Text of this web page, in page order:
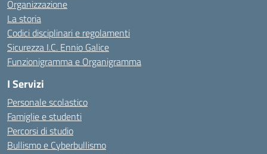
Organizzazione
La storia
Codici disciplinari e regolamenti
Sicurezza I.C. Ennio Galice
Funzionigramma e Organigramma
I Servizi
Personale scolastico
Famiglie e studenti
Percorsi di studio
Bullismo e Cyberbullismo